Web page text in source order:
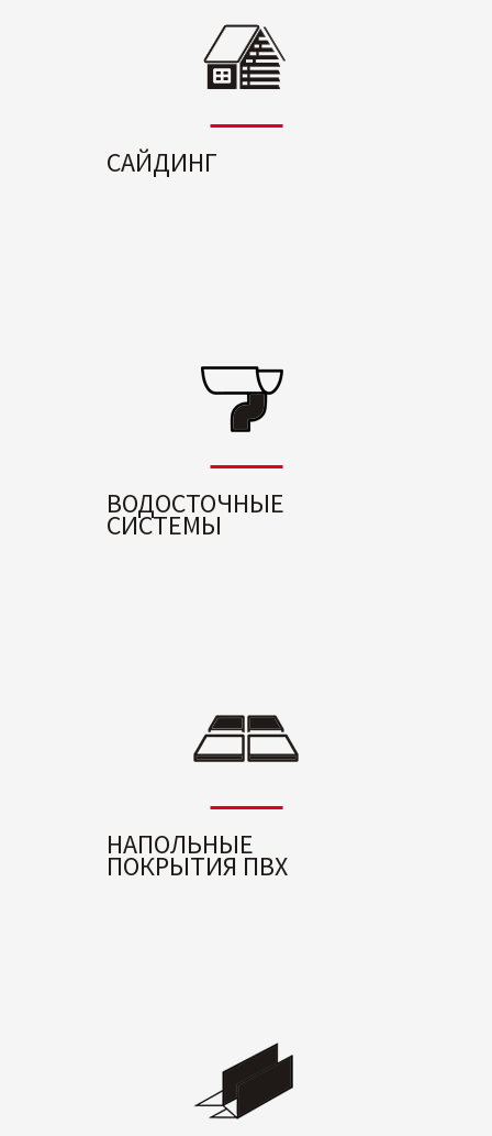
САЙДИНГ
ВОДОСТОЧНЫЕ
СИСТЕМЫ
НАПОЛЬНЫЕ
ПОКРЫТИЯ ПВХ